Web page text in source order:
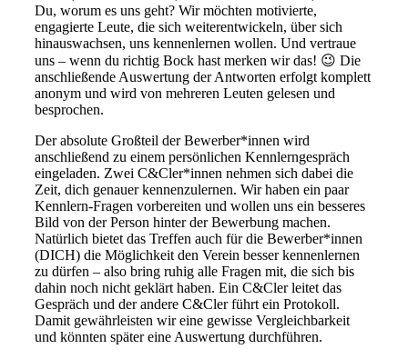
Du, worum es uns geht? Wir möchten motivierte,
engagierte Leute, die sich weiterentwickeln, über sich
hinauswachsen, uns kennenlernen wollen. Und vertraue
uns – wenn du richtig Bock hast merken wir das! 😉 Die
anschließende Auswertung der Antworten erfolgt komplett
anonym und wird von mehreren Leuten gelesen und
besprochen.
Der absolute Großteil der Bewerber*innen wird
anschließend zu einem persönlichen Kennlerngespräch
eingeladen. Zwei C&Cler*innen nehmen sich dabei die
Zeit, dich genauer kennenzulernen. Wir haben ein paar
Kennlern-Fragen vorbereiten und wollen uns ein besseres
Bild von der Person hinter der Bewerbung machen.
Natürlich bietet das Treffen auch für die Bewerber*innen
(DICH) die Möglichkeit den Verein besser kennenlernen
zu dürfen – also bring ruhig alle Fragen mit, die sich bis
dahin noch nicht geklärt haben. Ein C&Cler leitet das
Gespräch und der andere C&Cler führt ein Protokoll.
Damit gewährleisten wir eine gewisse Vergleichbarkeit
und könnten später eine Auswertung durchführen.